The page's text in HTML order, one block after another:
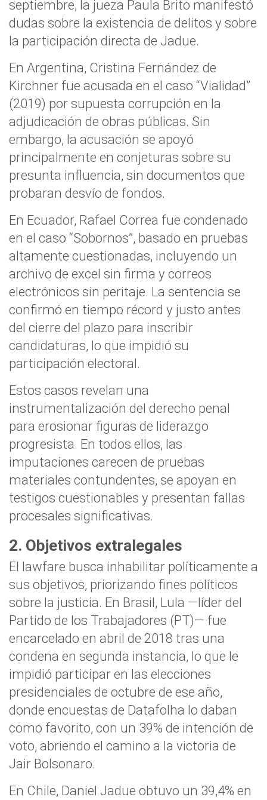
septiembre, la jueza Paula Brito manifestó
dudas sobre la existencia de delitos y sobre
la participación directa de Jadue.
En Argentina, Cristina Fernández de
Kirchner fue acusada en el caso “Vialidad”
(2019) por supuesta corrupción en la
adjudicación de obras públicas. Sin
embargo, la acusación se apoyó
principalmente en conjeturas sobre su
presunta influencia, sin documentos que
probaran desvío de fondos.
En Ecuador, Rafael Correa fue condenado
en el caso “Sobornos”, basado en pruebas
altamente cuestionadas, incluyendo un
archivo de excel sin firma y correos
electrónicos sin peritaje. La sentencia se
confirmó en tiempo récord y justo antes
del cierre del plazo para inscribir
candidaturas, lo que impidió su
participación electoral.
Estos casos revelan una
instrumentalización del derecho penal
para erosionar figuras de liderazgo
progresista. En todos ellos, las
imputaciones carecen de pruebas
materiales contundentes, se apoyan en
testigos cuestionables y presentan fallas
procesales significativas.
2. Objetivos extralegales
El lawfare busca inhabilitar políticamente a
sus objetivos, priorizando fines políticos
sobre la justicia. En Brasil, Lula —líder del
Partido de los Trabajadores (PT)— fue
encarcelado en abril de 2018 tras una
condena en segunda instancia, lo que le
impidió participar en las elecciones
presidenciales de octubre de ese año,
donde encuestas de Datafolha lo daban
como favorito, con un 39% de intención de
voto, abriendo el camino a la victoria de
Jair Bolsonaro.
En Chile, Daniel Jadue obtuvo un 39,4% en